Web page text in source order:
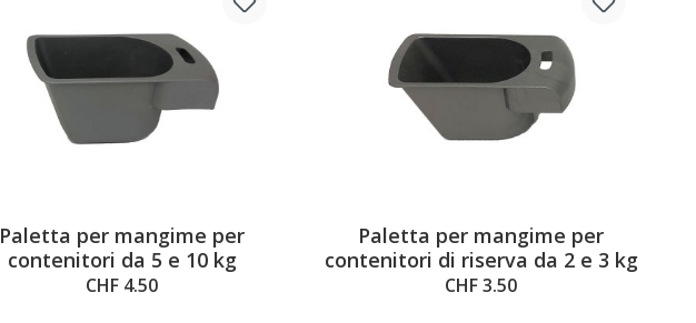
Paletta per mangime per
contenitori da 5 e 10 kg
CHF 4.50
Paletta per mangime per
contenitori di riserva da 2 e 3 kg
CHF 3.50